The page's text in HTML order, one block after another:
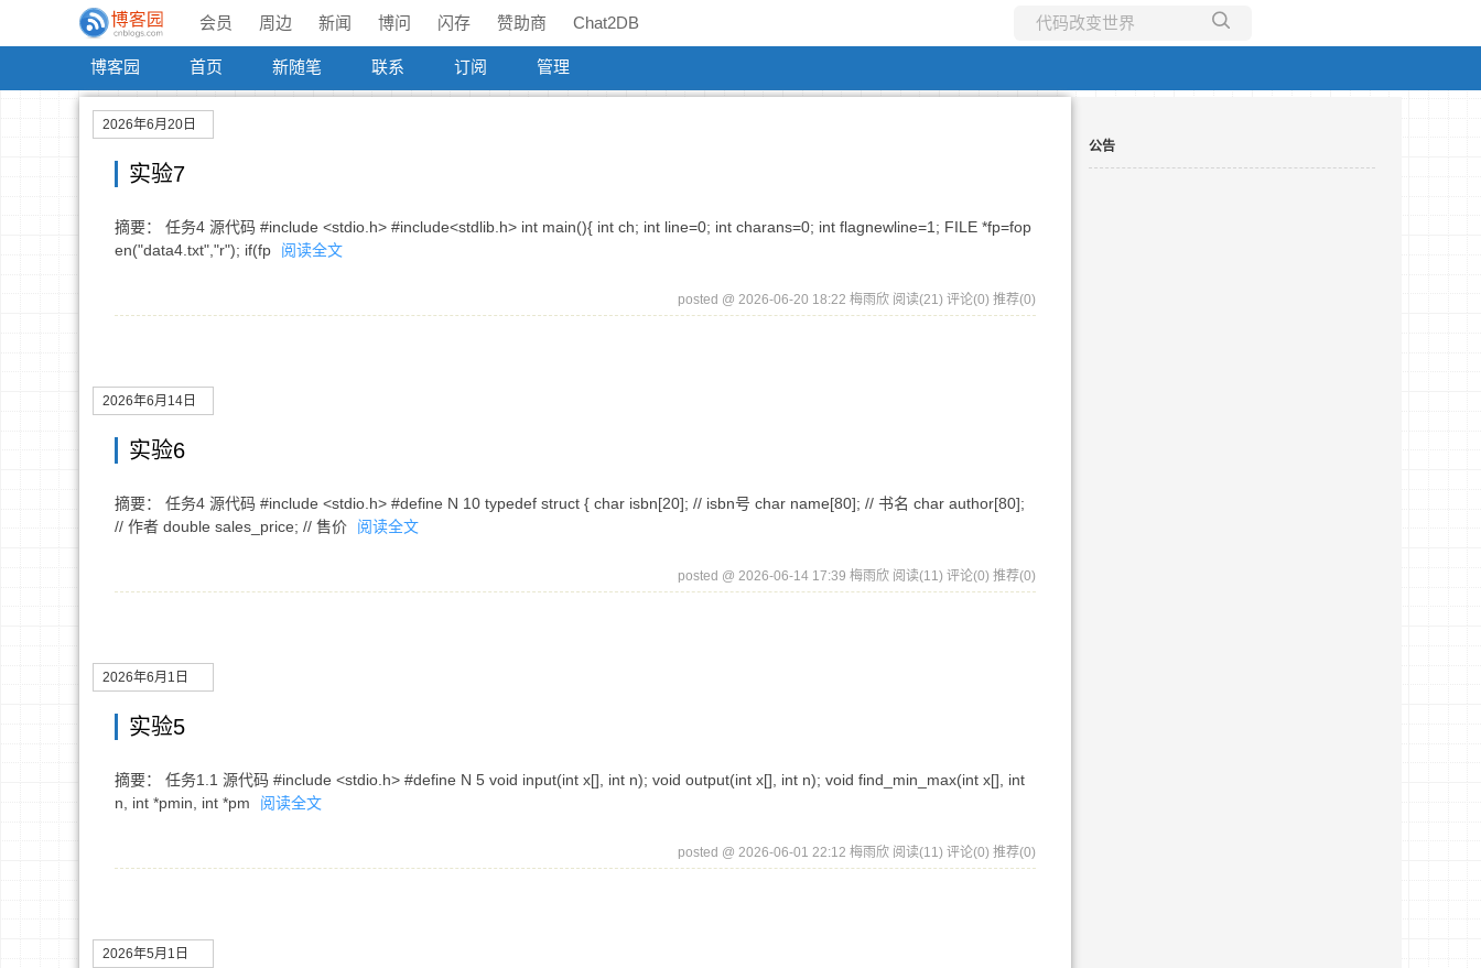
会员 周边 新闻 博问 闪存 赞助商 Chat2DB
博客园 首页 新随笔 联系 订阅 管理
2026年6月20日
实验7
摘要： 任务4 源代码 #include <stdio.h> #include<stdlib.h> int main(){ int ch; int line=0; int charans=0; int flagnewline=1; FILE *fp=fop
en("data4.txt","r"); if(fp
阅读全文
posted @ 2026-06-20 18:22 梅雨欣 阅读(21) 评论(0) 推荐(0)
2026年6月14日
实验6
摘要： 任务4 源代码 #include <stdio.h> #define N 10 typedef struct { char isbn[20]; // isbn号 char name[80]; // 书名 char author[80];
// 作者 double sales_price; // 售价
阅读全文
posted @ 2026-06-14 17:39 梅雨欣 阅读(11) 评论(0) 推荐(0)
2026年6月1日
实验5
摘要： 任务1.1 源代码 #include <stdio.h> #define N 5 void input(int x[], int n); void output(int x[], int n); void find_min_max(int x[], int
n, int *pmin, int *pm
阅读全文
posted @ 2026-06-01 22:12 梅雨欣 阅读(11) 评论(0) 推荐(0)
2026年5月1日
公告